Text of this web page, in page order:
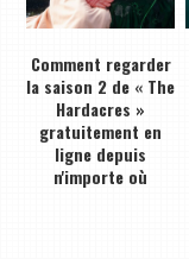
Comment regarder
la saison 2 de « The
Hardacres »
gratuitement en
ligne depuis
n'importe où